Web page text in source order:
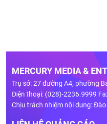
MERCURY MEDIA &
Trụ sở: 27 đường A4, phường
Điện thoại: (028)-2236.9999
Chịu trách nhiệm nội dung: